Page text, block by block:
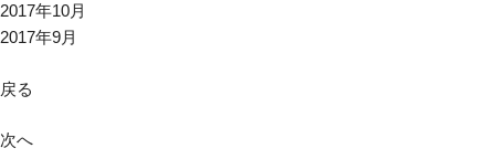
2017年10月
2017年9月
戻る
次へ